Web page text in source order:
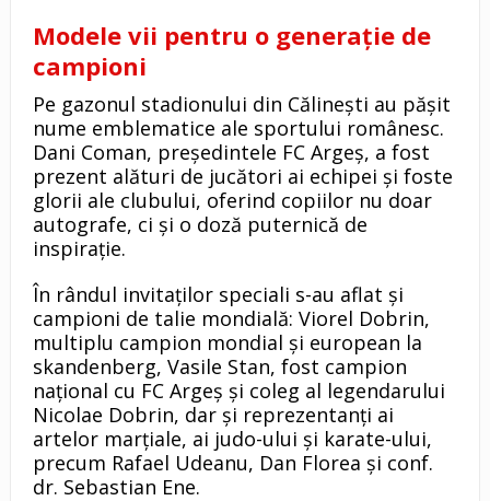
Modele vii pentru o generație de
campioni
Pe gazonul stadionului din Călinești au pășit
nume emblematice ale sportului românesc.
Dani Coman, președintele FC Argeș, a fost
prezent alături de jucători ai echipei și foste
glorii ale clubului, oferind copiilor nu doar
autografe, ci și o doză puternică de
inspirație.
În rândul invitaților speciali s-au aflat și
campioni de talie mondială: Viorel Dobrin,
multiplu campion mondial și european la
skandenberg, Vasile Stan, fost campion
național cu FC Argeș și coleg al legendarului
Nicolae Dobrin, dar și reprezentanți ai
artelor marțiale, ai judo-ului și karate-ului,
precum Rafael Udeanu, Dan Florea și conf.
dr. Sebastian Ene.